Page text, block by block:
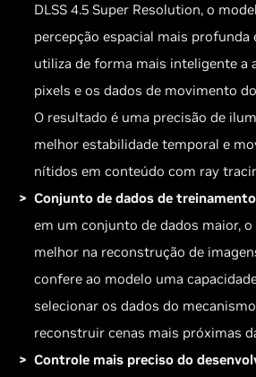
DLSS 4.5 Super Resolution, o
percepção espacial mais profunda
utiliza de forma mais inteligente a
pixels e os dados de movimento
O resultado é uma precisão de
melhor estabilidade temporal e
nítidos em conteúdo com ray
Conjunto de dados de
em um conjunto de dados maior,
melhor na reconstrução de
confere ao modelo uma
selecionar os dados do
reconstruir cenas mais próximas
Controle mais preciso do